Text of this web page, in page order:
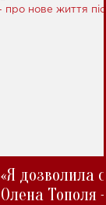
«Я дозволила
Олена Тополя